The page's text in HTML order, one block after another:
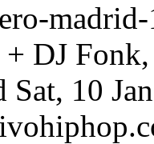
DJ
Sat, 10